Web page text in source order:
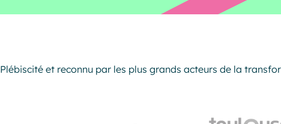
Plébiscité et reconnu par les plus grands acteurs de la